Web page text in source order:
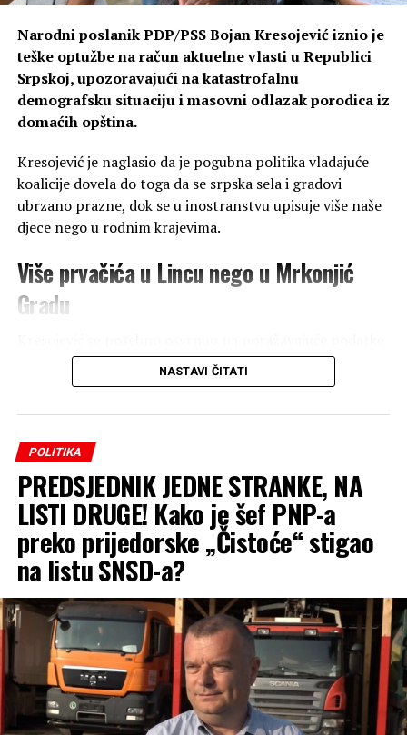
Narodni poslanik PDP/PSS Bojan Kresojević iznio je
teške optužbe na račun aktuelne vlasti u Republici
Srpskoj, upozoravajući na katastrofalnu
demografsku situaciju i masovni odlazak porodica iz
domaćih opština.
Kresojević je naglasio da je pogubna politika vladajuće
koalicije dovela do toga da se srpska sela i gradovi
ubrzano prazne, dok se u inostranstvu upisuje više naše
djece nego u rodnim krajevima.
Više prvačića u Lincu nego u Mrkonjić
Gradu
o broju upisane djece u osnovne škole, navodeći primjer
Mrkonjić Grada kao alarmantan signal za čitavu
„Srpski narod je preživio
‘Oluju’, a da li će politiku
SNSD-a? Narod kaže da se
više prvačića iz Mrkonjić
Grada upisalo u školu u
Lincu nego u samom
Mrkonjić Gradu.
Demografska politika
SNSD-a, koja je dovela do
NASTAVI ČITATI
POLITIKA
PREDSJEDNIK JEDNE STRANKE, NA
LISTI DRUGE! Kako je šef PNP-a
preko prijedorske „Čistoće“ stigao
na listu SNSD-a?